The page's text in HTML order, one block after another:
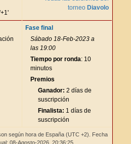
torneo Diavolo
Fase final
Sábado 18-Feb-2023 a
las 19:00
Tiempo por ronda: 10
minutos
Premios
Ganador: 2 días de
suscripción
Finalista: 1 días de
suscripción
según hora de España (UTC +2). Fecha
08-Agosto-2026, 20:36:25